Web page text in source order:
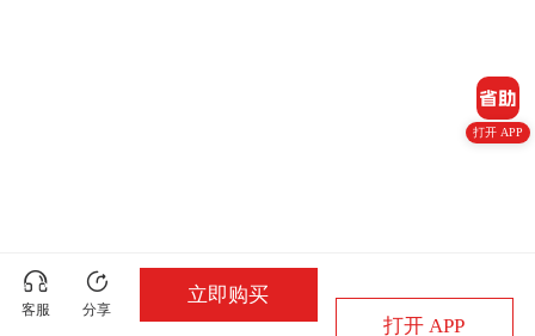
打开 APP
客服 分享
立即购买
打开 APP